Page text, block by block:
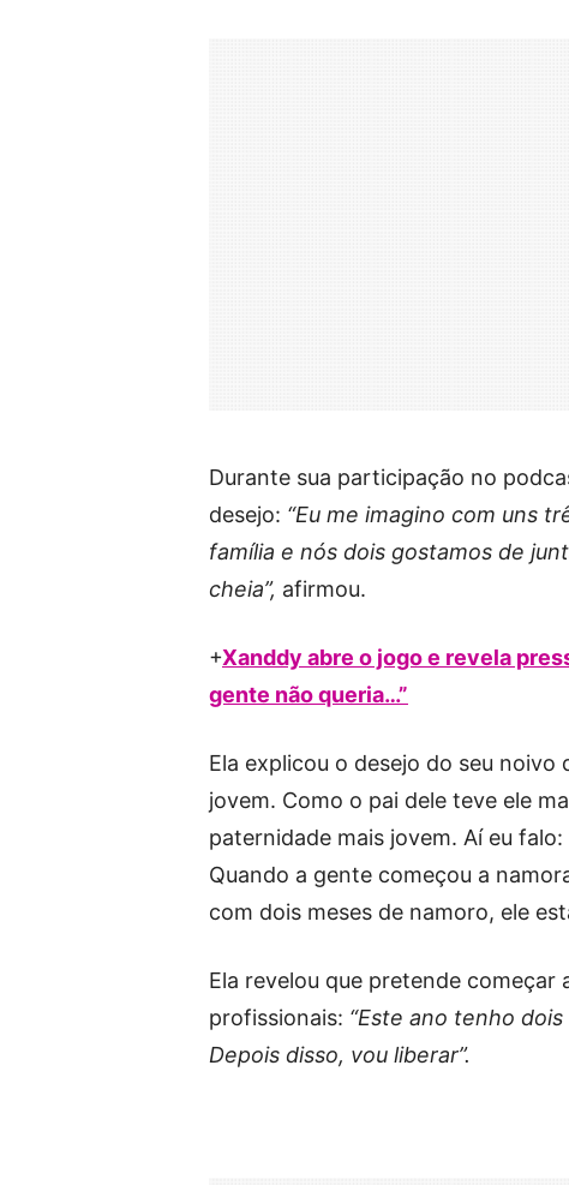
Durante sua participação no
desejo: “Eu me imagino com uns
família e nós dois gostamos de
cheia”, afirmou.
+Xanddy abre o jogo e revela
gente não queria…”
Ela explicou o desejo do seu noivo
jovem. Como o pai dele teve ele
paternidade mais jovem. Aí eu falo:
Quando a gente começou a
com dois meses de namoro, ele
Ela revelou que pretende
profissionais: “Este ano tenho
Depois disso, vou liberar”.